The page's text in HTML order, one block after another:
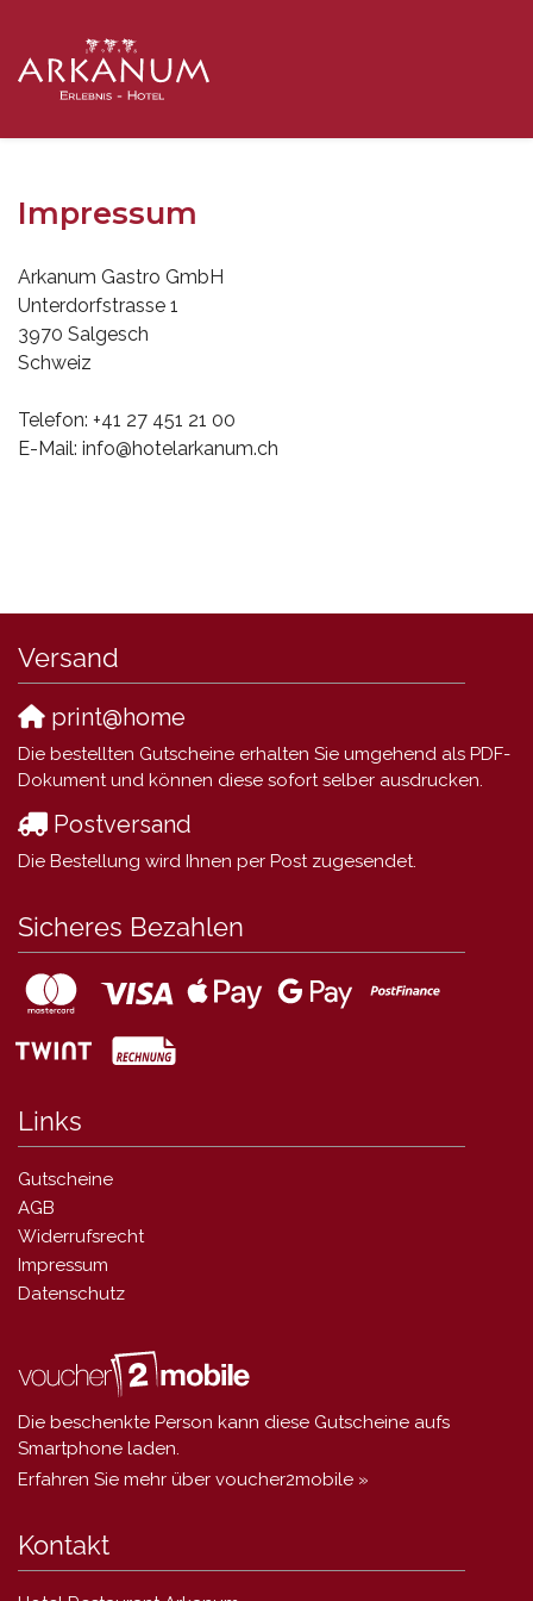
Impressum
Arkanum Gastro GmbH
Unterdorfstrasse 1
3970 Salgesch
Schweiz
Telefon: +41 27 451 21 00
E-Mail: info@hotelarkanum.ch
Versand
print@home
Die bestellten Gutscheine erhalten Sie umgehend als PDF-
Dokument und können diese sofort selber ausdrucken.
Postversand
Die Bestellung wird Ihnen per Post zugesendet.
Sicheres Bezahlen
Links
Gutscheine
AGB
Widerrufsrecht
Impressum
Datenschutz
Die beschenkte Person kann diese Gutscheine aufs
Smartphone laden.
Erfahren Sie mehr über voucher2mobile »
Kontakt